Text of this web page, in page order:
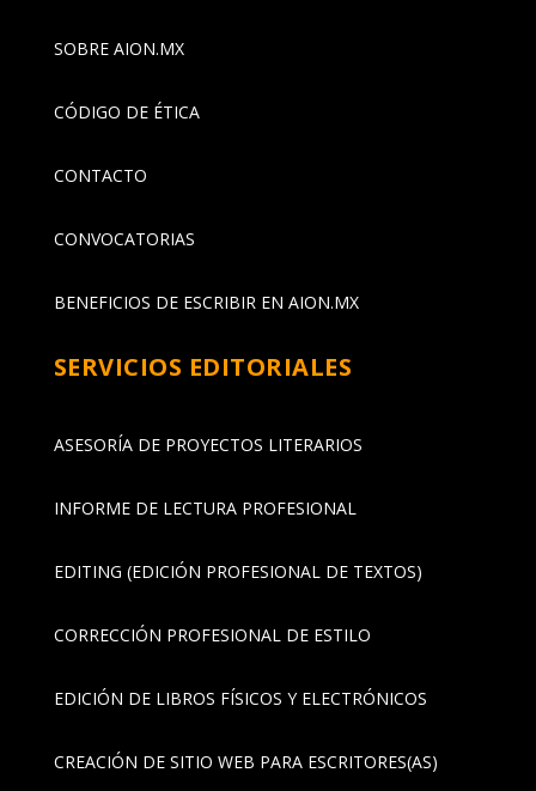
SOBRE AION.MX
CÓDIGO DE ÉTICA
CONTACTO
CONVOCATORIAS
BENEFICIOS DE ESCRIBIR EN AION.MX
SERVICIOS EDITORIALES
ASESORÍA DE PROYECTOS LITERARIOS
INFORME DE LECTURA PROFESIONAL
EDITING (EDICIÓN PROFESIONAL DE TEXTOS)
CORRECCIÓN PROFESIONAL DE ESTILO
EDICIÓN DE LIBROS FÍSICOS Y ELECTRÓNICOS
CREACIÓN DE SITIO WEB PARA ESCRITORES(AS)